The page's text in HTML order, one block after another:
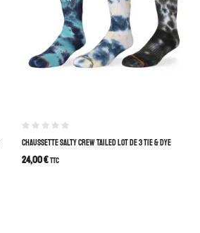
CHAUSSETTE SALTY CREW TAILED LOT DE 3 TIE & DYE
24,00€TTC